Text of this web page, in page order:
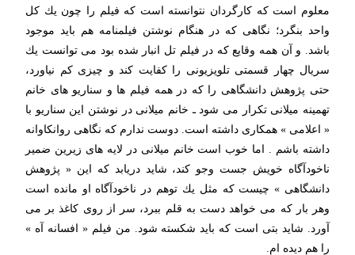
معلوم است كه كارگردان نتوانسته است كه فیلم را چون یك كل
واحد بنگرد؛ نگاهی كه در هنگام نوشتن فیلمنامه هم باید موجود
باشد. و آن همه وقایع كه در فیلم تل انبار شده بود می توانست یك
سریال چهار قسمتی تلویزیونی را كفایت كند و چیزی كم نیاورد،
حتی پژوهش دانشگاهی را كه در همه فیلم ها و سناریو های خانم
تهمینه میلانی تكرار می شود ـ خانم میلانی در نوشتن این سناریو با
« اعلامی » همكاری داشته است. دوست ندارم كه نگاهی روانكاوانه
داشته باشم . اما خوب است خانم میلانی در لایه های زیرین ضمیر
ناخودآگاه خویش جست وجو كند، شاید دریابد كه این « پژوهش
دانشگاهی » چیست كه مثل یك توهم در ناخودآگاه او مانده است
وهر بار كه می خواهد دست به قلم ببرد، سر از روی كاغذ بر می
آورد. شاید بتی است كه باید شكسته شود. من فیلم « افسانه آه »
را هم دیده ام.